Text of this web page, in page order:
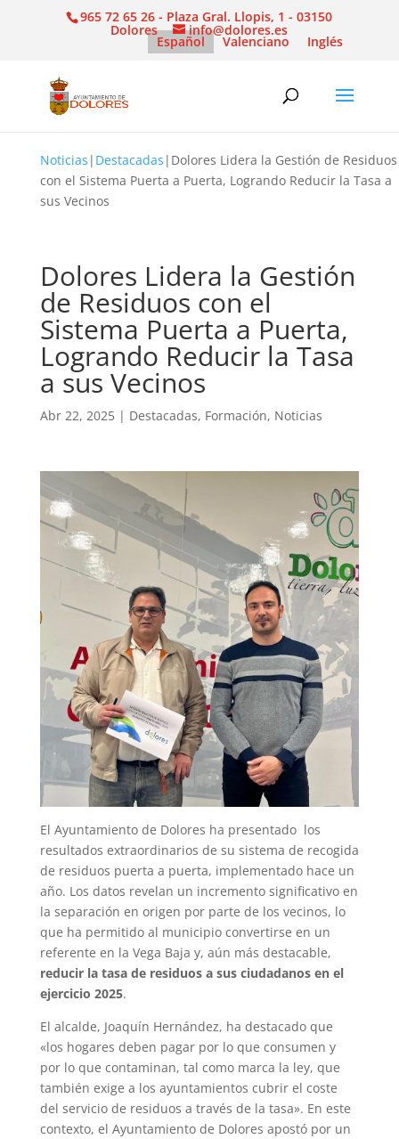
965 72 65 26 - Plaza Gral. Llopis, 1 - 03150
Dolores info@dolores.es
Español Valenciano Inglés
Noticias | Destacadas | Dolores Lidera la Gestión de Residuos
con el Sistema Puerta a Puerta, Logrando Reducir la Tasa a
sus Vecinos
Dolores Lidera la Gestión
de Residuos con el
Sistema Puerta a Puerta,
Logrando Reducir la Tasa
a sus Vecinos
Abr 22, 2025| Destacadas, Formación, Noticias
El Ayuntamiento de Dolores ha presentado los
resultados extraordinarios de su sistema de recogida
de residuos puerta a puerta, implementado hace un
año. Los datos revelan un incremento significativo en
la separación en origen por parte de los vecinos, lo
que ha permitido al municipio convertirse en un
referente en la Vega Baja y, aún más destacable,
reducir la tasa de residuos a sus ciudadanos en el
ejercicio 2025.
El alcalde, Joaquín Hernández, ha destacado que
«los hogares deben pagar por lo que consumen y
por lo que contaminan, tal como marca la ley, que
también exige a los ayuntamientos cubrir el coste
del servicio de residuos a través de la tasa». En este
contexto, el Ayuntamiento de Dolores apostó por un